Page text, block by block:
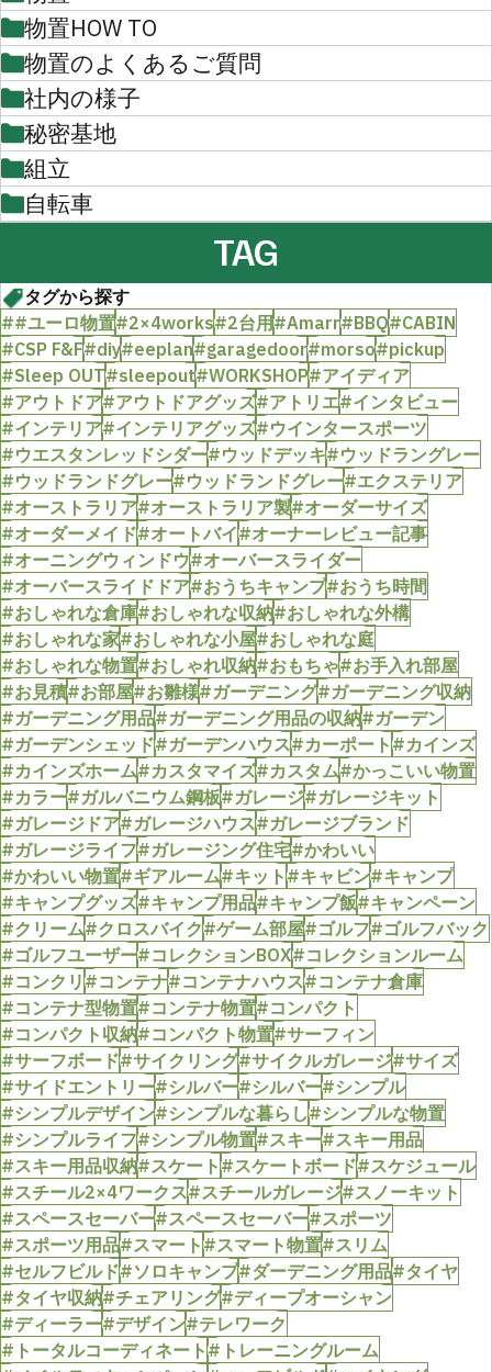
物置HOW TO
物置のよくあるご質問
社内の様子
秘密基地
組立
自転車
TAG
タグから探す
##ユーロ物置#2×4works#2台用#Amarr#BBQ#CABIN
#CSP F&F#diy#eeplan#garagedoor#morso#pickup
#Sleep OUT#sleepout#WORKSHOP#アイディア
#アウトドア#アウトドアグッズ#アトリエ#インタビュー
#インテリア#インテリアグッズ#ウインタースポーツ
#ウエスタンレッドシダー#ウッドデッキ#ウッドラングレー
#ウッドランドグレー#ウッドランドグレー#エクステリア
#オーストラリア#オーストラリア製#オーダーサイズ
#オーダーメイド#オートバイ#オーナーレビュー記事
#オーニングウィンドウ#オーバースライダー
#オーバースライドドア#おうちキャンプ#おうち時間
#おしゃれな倉庫#おしゃれな収納#おしゃれな外構
#おしゃれな家#おしゃれな小屋#おしゃれな庭
#おしゃれな物置#おしゃれ収納#おもちゃ#お手入れ部屋
#お見積#お部屋#お雛様#ガーデニング#ガーデニング収納
#ガーデニング用品#ガーデニング用品の収納#ガーデン
#ガーデンシェッド#ガーデンハウス#カーポート#カインズ
#カインズホーム#カスタマイズ#カスタム#かっこいい物置
#カラー#ガルバニウム鋼板#ガレージ#ガレージキット
#ガレージドア#ガレージハウス#ガレージブランド
#ガレージライフ#ガレージング住宅#かわいい
#かわいい物置#ギアルーム#キット#キャビン#キャンプ
#キャンプグッズ#キャンプ用品#キャンプ飯#キャンペーン
#クリーム#クロスバイク#ゲーム部屋#ゴルフ#ゴルフバック
#ゴルフユーザー#コレクションBOX#コレクションルーム
#コンクリ#コンテナ#コンテナハウス#コンテナ倉庫
#コンテナ型物置#コンテナ物置#コンパクト
#コンパクト収納#コンパクト物置#サーフィン
#サーフボード#サイクリング#サイクルガレージ#サイズ
#サイドエントリー#シルバー#シルバー#シンプル
#シンプルデザイン#シンプルな暮らし#シンプルな物置
#シンプルライフ#シンプル物置#スキー#スキー用品
#スキー用品収納#スケート#スケートボード#スケジュール
#スチール2×4ワークス#スチールガレージ#スノーキット
#スペースセーバー#スペースセーバー#スポーツ
#スポーツ用品#スマート#スマート物置#スリム
#セルフビルド#ソロキャンプ#ダーデニング用品#タイヤ
#タイヤ収納#チェアリング#ディープオーシャン
#ディーラー#デザイン#テレワーク
#トータルコーディネート#トレーニングルーム